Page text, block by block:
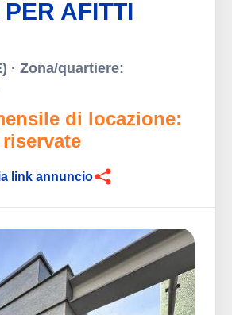
AFITTI
· Zona/quartiere:
di locazione:
link annuncio